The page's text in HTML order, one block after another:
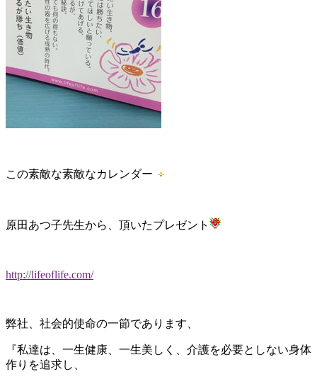
この素敵な素敵なカレンダー
原田あつ子先生から、頂いたプレゼント
http://lifeoflife.com/
弊社、社会的使命の一節であります、
『私達は、一生健康、一生美しく、介護を必要としない身体
作りを追求し、